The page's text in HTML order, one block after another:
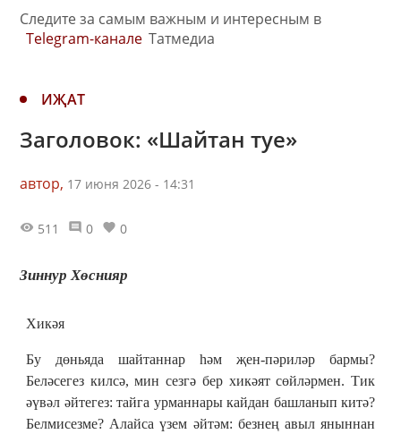
Следите за самым важным и интересным в
Telegram-канале Татмедиа
ИҖАТ
Заголовок: «Шайтан туе»
автор, 17 июня 2026 - 14:31
511 0 0
Зиннур Хөснияр
Хикәя
Бу дөньяда шайтаннар һәм җен-пәриләр бармы?
Беләсегез килсә, мин сезгә бер хикәят сөйләрмен. Тик
әүвәл әйтегез: тайга урманнары кайдан башланып китә?
Белмисезме? Алайса үзем әйтәм: безнең авыл яныннан